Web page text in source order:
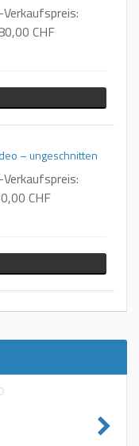
CHF
– ungeschnitten
CHF